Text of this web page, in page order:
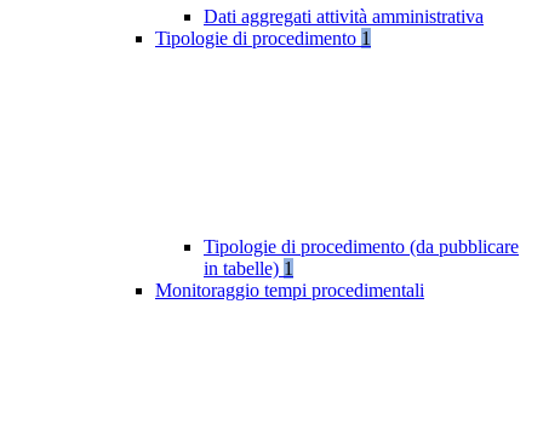
Dati aggregati attività amministrativa
Tipologie di procedimento 1
Tipologie di procedimento (da pubblicare
in tabelle) 1
Monitoraggio tempi procedimentali